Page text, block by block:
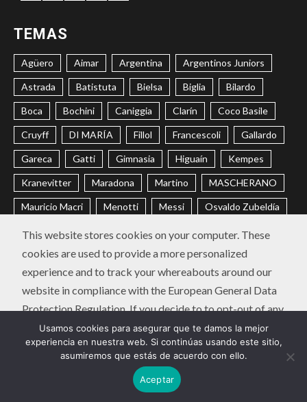
TEMAS
Agüero Aimar Argentina Argentinos Juniors
Astrada Batistuta Bielsa Biglia Bilardo
Boca Bochini Caniggia Clarín Coco Basile
Cruyff DI MARÍA Fillol Francescoli Gallardo
Gareca Gatti Gimnasia Higuaín Kempes
Kranevitter Maradona Martino MASCHERANO
Mauricio Macri Menotti Messi Osvaldo Zubeldía
Passarella Pochettino Ramón Díaz
Riquelme River Russo Sabella Sampaoli
Selección Argentina Trobbiani Veira Vélez
CONTACTO POLÍTICA DE PRIVACIDAD
Instagram
Twitter
Youtube
Facebook
LinkedIn
Diego Chavo Fucks | Copyright © Todos los derechos
Newsiumpor AF themes.
Usamos cookies para asegurar que te damos la mejor
experiencia en nuestra web. Si continúas usando este sitio,
asumiremos que estás de acuerdo con ello.
Aceptar
This website stores cookies on your computer. These
cookies are used to provide a more personalized
experience and to track your whereabouts around our
website in compliance with the European General Data
Protection Regulation. If you decide to to opt-out of any
future tracking, a cookie will be setup in your browser to
remember this choice for one year.